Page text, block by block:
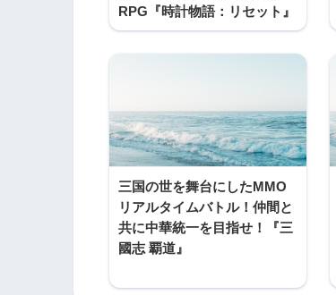
RPG『時計物語：リセット』
三国の世を舞台にしたMMO
リアルタイムバトル！仲間と
共に中華統一を目指せ！『三
國志 覇道』